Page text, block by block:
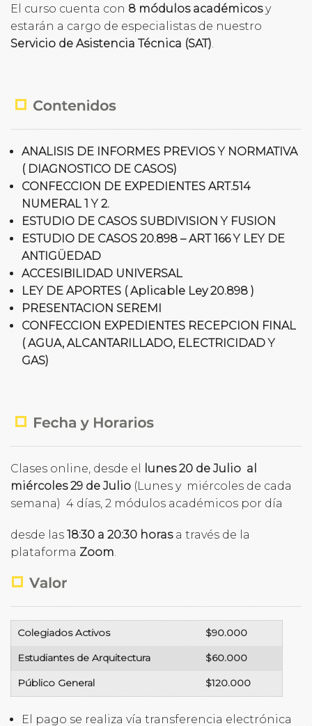
El curso cuenta con 8 módulos académicosy
estarán a cargo de especialistas de nuestro
Servicio de Asistencia Técnica (SAT)
ANALISIS DE INFORMES PREVIOS Y NORMATIVA
( DIAGNOSTICO DE CASOS)
CONFECCION DE EXPEDIENTES ART.514
NUMERAL 1 Y 2.
ESTUDIO DE CASOS SUBDIVISION Y FUSION
ESTUDIO DE CASOS 20.898 – ART 166 Y LEY DE
ANTIGÜEDAD
ACCESIBILIDAD UNIVERSAL
LEY DE APORTES ( Aplicable Ley 20.898 )
PRESENTACION SEREMI
CONFECCION EXPEDIENTES RECEPCION FINAL
( AGUA, ALCANTARILLADO, ELECTRICIDAD Y
GAS)
Clases online, desde el
lunes 20 de Julio al
miércoles 29 de Julio (Lunes y miércoles de cada
semana) 4 días, 2 módulos académicos por día
desde las 18:30 a 20:30 horasa través de la
plataforma Zoom
Colegiados Activos
$90.000
Estudiantes de Arquitectura
$60.000
Público General
$120.000
El pago se realiza vía transferencia electrónica